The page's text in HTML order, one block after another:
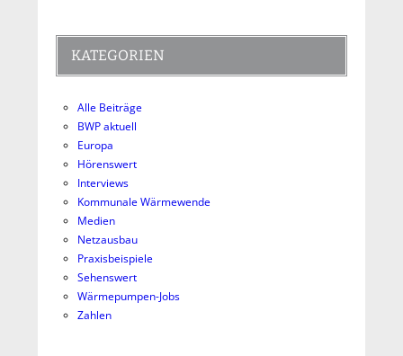
KATEGORIEN
Alle Beiträge
BWP aktuell
Europa
Hörenswert
Interviews
Kommunale Wärmewende
Medien
Netzausbau
Praxisbeispiele
Sehenswert
Wärmepumpen-Jobs
Zahlen